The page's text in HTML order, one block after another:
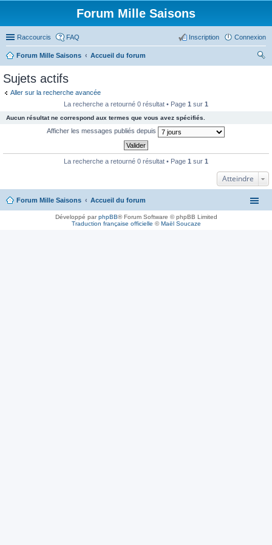
Forum Mille Saisons
Raccourcis FAQ Connexion
Inscription
Forum Mille Saisons
Accueil du forum
Sujets actifs
Aller sur la recherche avancée
La recherche a retourné 0 résultat • Page 1 sur 1
Aucun résultat ne correspond aux termes que vous avez spécifiés.
Afficher les messages publiés depuis
La recherche a retourné 0 résultat • Page 1 sur 1
Atteindre
Forum Mille Saisons Accueil du forum
Développé parphpBB® Forum Software © phpBB Limited
Traduction française officielle ©Maël Soucaze